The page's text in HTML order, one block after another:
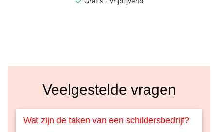
Veelgestelde vragen
Wat zijn de taken van een schildersbedrijf?